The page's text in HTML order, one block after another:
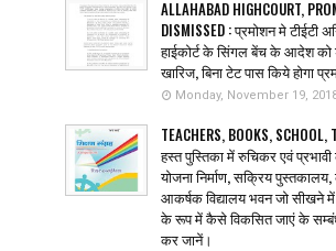
ALLAHABAD HIGHCOURT,
DISMISSED : प्रमोशन मे टीईटी
हाईकोर्ट के सिंगल बेंच के आदेश को
खारिज, बिना टेट पास किये होगा
Monday, November 19,
TEACHERS, BOOKS,
हस्त पुस्तिका में रुचिकर एवं प्रभावी
योजना निर्माण, सक्रिय पुस्तकालय,
आकर्षक विद्यालय भवन जो सीखने
के रूप में कैसे विकसित जाएं के
कर जानें।